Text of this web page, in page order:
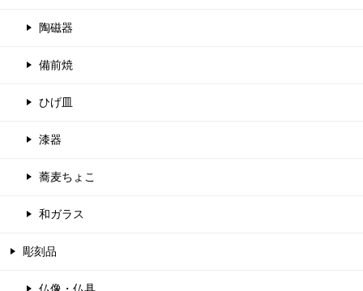
陶磁器
備前焼
ひげ皿
漆器
蕎麦ちょこ
和ガラス
彫刻品